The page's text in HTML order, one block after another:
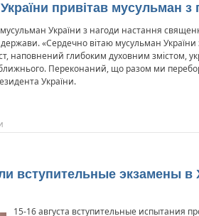
привітав мусульман
України з нагоди настання
«Сердечно вітаю мусульман
наповнений глибоким духовним змістом,
Переконаний, що разом ми
України.
вступительные экзамены
15-16 августа вступительные испытания